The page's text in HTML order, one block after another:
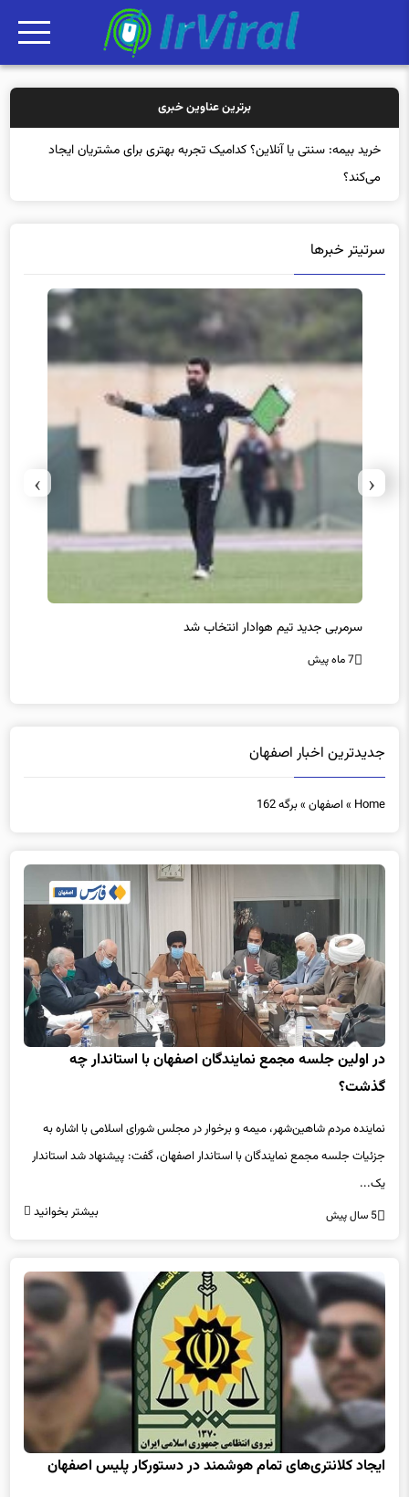
برترین عناوین خبری
خرید بی
سرمربی جدید تیم هوادار انتخاب شد
7 ماه پیش
Home
»اصفهان»برگه 162
در اولین جلسه مجمع نمایندگان اصفهان با استاندار چه
گذشت؟
جزئیات جلسه مجمع نمایندگان با استاندار اصفهان، گفت: پیشنهاد شد استاندار
یک...
5 سال پیش
ایجاد کلانتری‌های تمام هوشمند در دستورکار پلیس اصفهان
رئیس پلیس پیشگیری فرماندهی انتظامی استان اصفهان از ایجاد کلانتری‌های